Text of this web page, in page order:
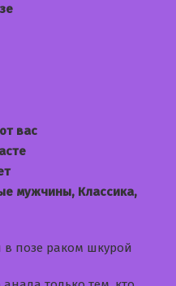
вас
мужчины, Классика,
в позе раком шкурой